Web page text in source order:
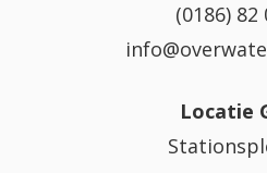
(0186) 82
Locatie